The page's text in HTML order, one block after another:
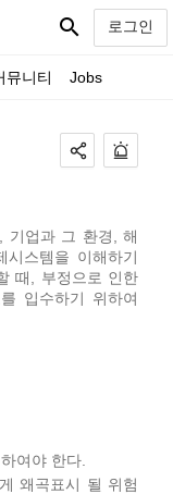
뮤니티 Jobs
search 로그인
기업과 그 환경, 해
시스템을 이해하기
때, 부정으로 인한
입수하기 위하여
여야 한다.
왜곡표시 될 위험